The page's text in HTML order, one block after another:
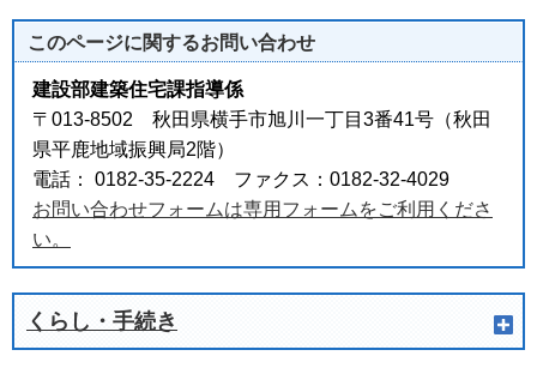
このページに関するお問い合わせ
建設部建築住宅課指導係
〒013-8502 秋田県横手市旭川一丁目3番41号（秋田
県平鹿地域振興局2階）
電話： 0182-35-2224 ファクス：0182-32-4029
お問い合わせフォームは専用フォームをご利用くださ
い。
くらし・手続き